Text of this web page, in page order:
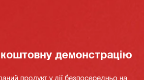
демонстрацію
продукт у дії безпосередньо на